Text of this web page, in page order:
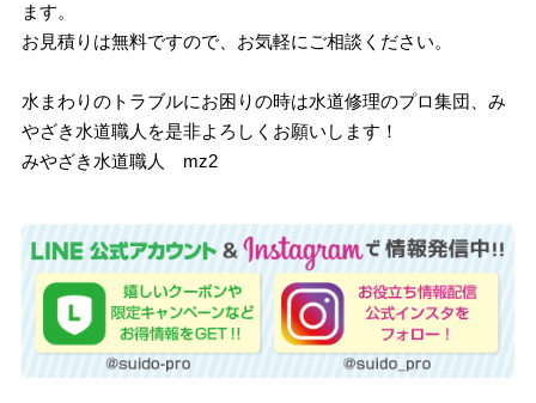
ます。
お見積りは無料ですので、お気軽にご相談ください。
水まわりのトラブルにお困りの時は水道修理のプロ集団、み
やざき水道職人を是非よろしくお願いします！
みやざき水道職人 mz2